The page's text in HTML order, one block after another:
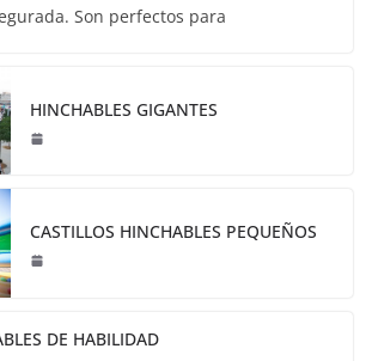
Son perfectos para
HINCHABLES GIGANTES
CASTILLOS HINCHABLES PEQUEÑOS
DE HABILIDAD